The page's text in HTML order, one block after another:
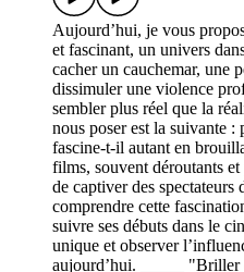
Aujourd’hui, je vous
et fascinant, un univers
cacher un cauchemar, une
dissimuler une violence
sembler plus réel que la
nous poser est la suivante
fascine-t-il autant en
films, souvent déroutants
de captiver des spectateurs
comprendre cette
suivre ses débuts dans le
unique et observer
aujourd’hui. _____ "Briller